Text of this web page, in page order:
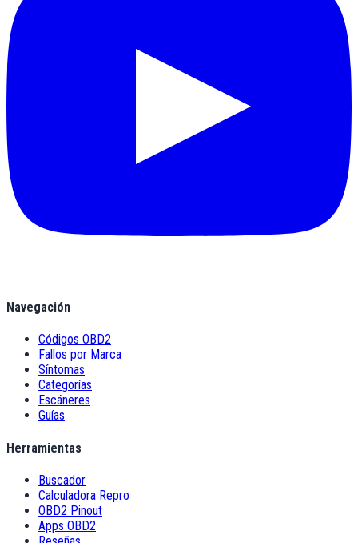
Navegación
Códigos OBD2
Fallos por Marca
Síntomas
Categorías
Escáneres
Guías
Herramientas
Buscador
Calculadora Repro
OBD2 Pinout
Apps OBD2